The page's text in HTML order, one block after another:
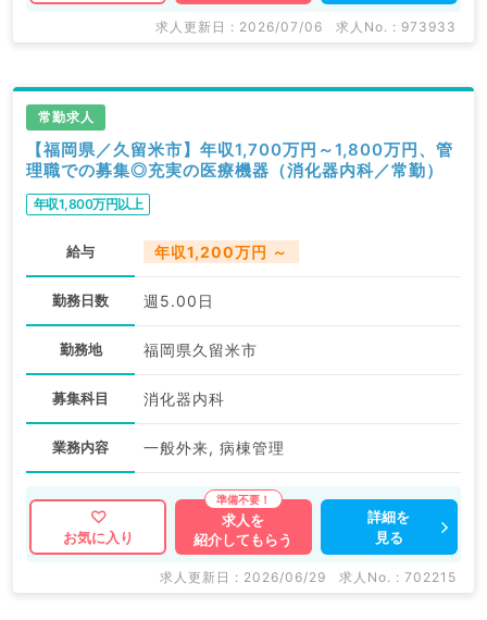
求人更新日 : 2026/07/06 求人No. : 973933
常勤求人
【福岡県／久留米市】年収1,700万円～1,800万円、管
理職での募集◎充実の医療機器（消化器内科／常勤）
年収1,800万円以上
給与 年収1,200万円 ～
勤務日数 週5.00日
勤務地 福岡県久留米市
募集科目 消化器内科
業務内容 一般外来, 病棟管理
お気に入り
求人を
紹介してもらう
詳細を
見る
求人更新日 : 2026/06/29 求人No. : 702215